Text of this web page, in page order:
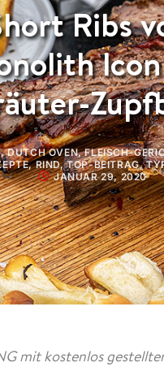
Ribs
,DUTCH OVEN,FLEISCH-
,RIND,TOP-BEITRAG,
JANUAR 29, 2020
mit kostenlos